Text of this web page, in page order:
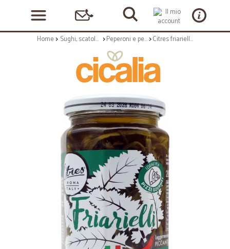
Home Sughi, scatolame e condimenti Peperoni e peperoncini Citres friarielli in olio gr.290